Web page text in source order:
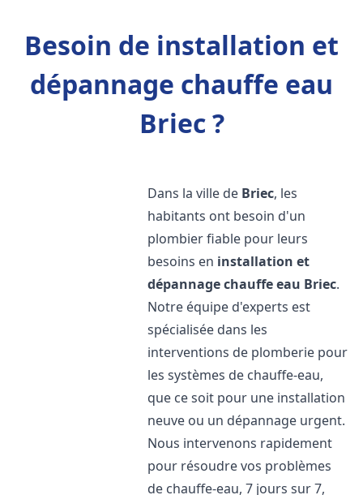
Besoin de installation et
dépannage chauffe eau
Briec ?
Dans la ville de Briec, les
habitants ont besoin d'un
plombier fiable pour leurs
besoins en installation et
dépannage chauffe eau Briec.
Notre équipe d'experts est
spécialisée dans les
interventions de plomberie pour
les systèmes de chauffe-eau,
que ce soit pour une installation
neuve ou un dépannage urgent.
Nous intervenons rapidement
pour résoudre vos problèmes
de chauffe-eau, 7 jours sur 7,